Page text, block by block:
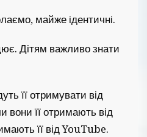
майже ідентичні.
Дітям важливо знати
її отримувати від
вони її отримають від
її від YouTube.